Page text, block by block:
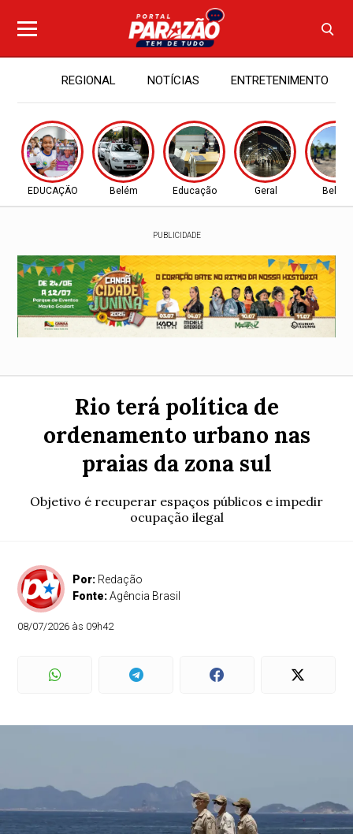
REGIONAL NOTÍCIAS ENTRETENIMENTO
EDUCAÇÃO Belém Educação Geral Belém
PUBLICIDADE
Rio terá política de
ordenamento urbano nas
praias da zona sul
Objetivo é recuperar espaços públicos e impedir
ocupação ilegal
Por: Redação
Fonte:Agência Brasil
08/07/2026 às 09h42